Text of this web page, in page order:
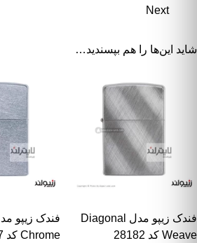
Next
شاید این‌ها را هم بپسندید…
فندک زیپو مدل Diagonal
Weave کد 28182
Chrome کد 207